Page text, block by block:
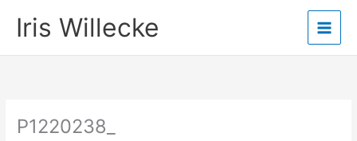
InhaltIris Willecke
P1220238_